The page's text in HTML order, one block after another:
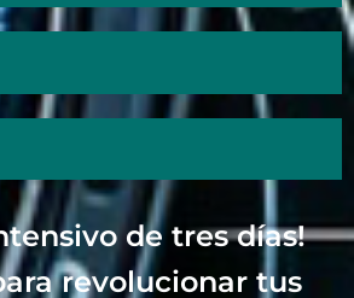
de tres días!
revolucionar tus